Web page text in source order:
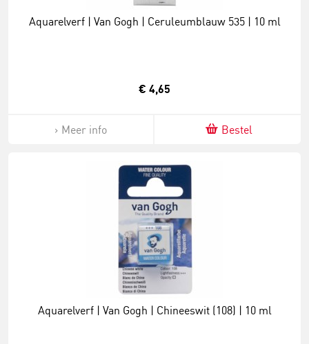
Aquarelverf | Van Gogh | Ceruleumblauw 535 | 10 ml
€ 4,65
Meer info Bestel
Aquarelverf | Van Gogh | Chineeswit (108) | 10 ml